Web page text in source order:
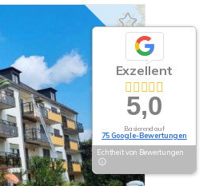
Exzellent
5,0
Basierend auf
75 Google-Bewertungen
Echtheit von Bewertungen